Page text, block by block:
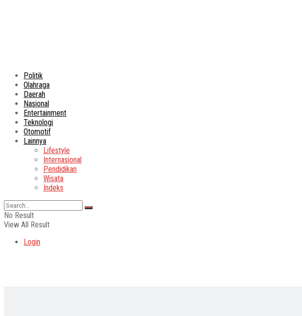
Politik
Olahraga
Daerah
Nasional
Entertainment
Teknologi
Otomotif
Lainnya
Lifestyle
Internasional
Pendidikan
Wisata
Indeks
No Result
View All Result
Login